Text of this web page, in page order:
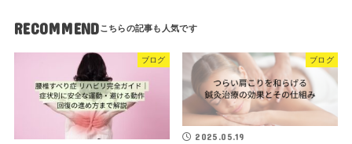
RECOMMEND
ブログ ブログ
2025.05.19